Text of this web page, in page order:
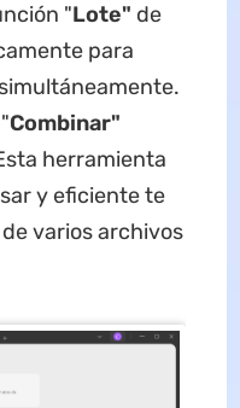
"Lote" de
para
Combinar"
herramienta
y eficiente te
varios archivos